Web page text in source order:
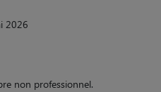
2026
non professionnel.